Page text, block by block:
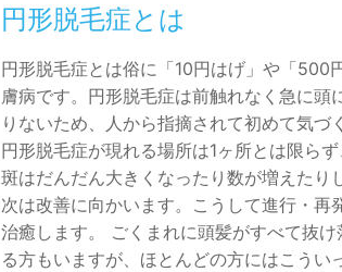
円形脱毛症とは
円形脱毛症とは俗に「10円はげ」や「500
膚病です。円形脱毛症は前触れなく急に
りないため、人から指摘されて初めて気づ
円形脱毛症が現れる場所は1ヶ所とは限ら
斑はだんだん大きくなったり数が増えたり
次は改善に向かいます。こうして進行・
治癒します。 ごくまれに頭髪がすべて抜
る方もいますが、ほとんどの方にはこうい